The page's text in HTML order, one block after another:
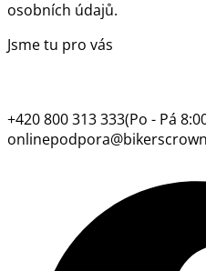
osobních údajů.
Jsme tu pro vás
+420 800 313 333(Po - Pá